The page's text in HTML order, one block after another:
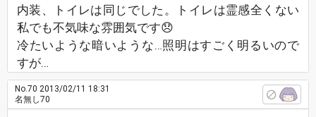
内装、トイレは同じでした。トイレは霊感全くない
私でも不気味な雰囲気です😞
冷たいような暗いような…照明はすごく明るいので
すが…
No.70 2013/02/11 18:31
名無し70